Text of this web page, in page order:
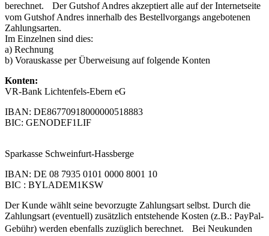
berechnet. Der Gutshof Andres akzeptiert alle auf der Internetseite
vom Gutshof Andres innerhalb des Bestellvorgangs angebotenen
Zahlungsarten.
Im Einzelnen sind dies:
a) Rechnung
b) Vorauskasse per Überweisung auf folgende Konten
Konten:
VR-Bank Lichtenfels-Ebern eG
IBAN: DE86770918000000518883
BIC: GENODEF1LIF
Sparkasse Schweinfurt-Hassberge
IBAN: DE 08 7935 0101 0000 8001 10
BIC : BYLADEM1KSW
Der Kunde wählt seine bevorzugte Zahlungsart selbst. Durch die
Zahlungsart (eventuell) zusätzlich entstehende Kosten (z.B.: PayPal-
Gebühr) werden ebenfalls zuzüglich berechnet. Bei Neukunden